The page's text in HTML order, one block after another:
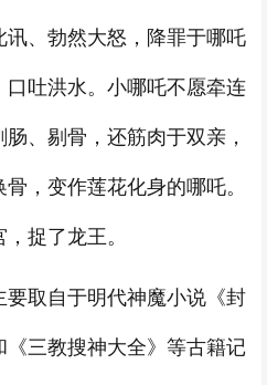
、勃然大怒，降罪于哪吒
吐洪水。小哪吒不愿牵连
、剔骨，还筋肉于双亲，
，变作莲花化身的哪吒。
捉了龙王。
取自于明代神魔小说《封
三教搜神大全》等古籍记